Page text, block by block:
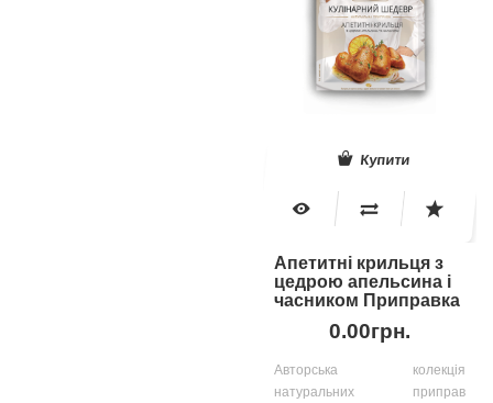
Купити
Апетитні крильця з
цедрою апельсина і
часником Приправка
0.00грн.
Авторська колекція
натуральних приправ